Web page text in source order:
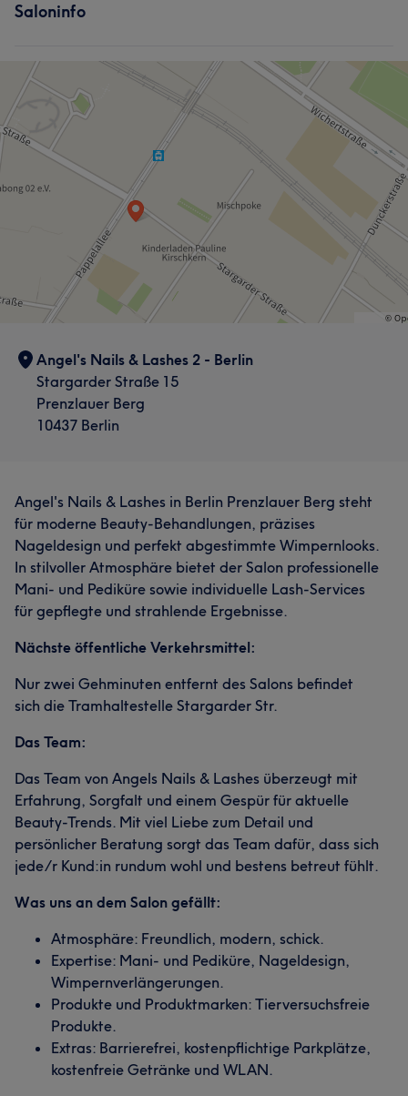
Saloninfo
Angel's Nails & Lashes 2 - Berlin
Stargarder Straße 15
Prenzlauer Berg
10437 Berlin
Angel's Nails & Lashes in Berlin Prenzlauer Berg steht
für moderne Beauty-Behandlungen, präzises
Nageldesign und perfekt abgestimmte Wimpernlooks.
In stilvoller Atmosphäre bietet der Salon professionelle
Mani- und Pediküre sowie individuelle Lash-Services
für gepflegte und strahlende Ergebnisse.
Nächste öffentliche Verkehrsmittel:
Nur zwei Gehminuten entfernt des Salons befindet
sich die Tramhaltestelle Stargarder Str.
Das Team:
Das Team von Angels Nails & Lashes überzeugt mit
Erfahrung, Sorgfalt und einem Gespür für aktuelle
Beauty-Trends. Mit viel Liebe zum Detail und
persönlicher Beratung sorgt das Team dafür, dass sich
jede/r Kund:in rundum wohl und bestens betreut fühlt.
Was uns an dem Salon gefällt:
Atmosphäre: Freundlich, modern, schick.
Expertise: Mani- und Pediküre, Nageldesign,
Wimpernverlängerungen.
Produkte und Produktmarken: Tierversuchsfreie
Produkte.
Extras: Barrierefrei, kostenpflichtige Parkplätze,
kostenfreie Getränke und WLAN.